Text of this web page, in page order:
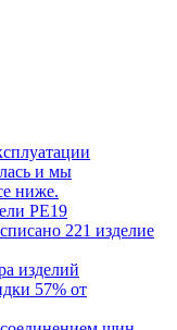
и мы
ниже.
РЕ19
221 изделие
изделий
57% от